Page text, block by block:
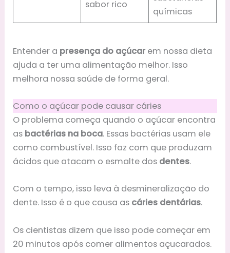
sabor rico
químicas
Entender a presença do açúcar em nossa dieta
ajuda a ter uma alimentação melhor. Isso
melhora nossa saúde de forma geral.
Como o açúcar pode causar cáries
O problema começa quando o açúcar encontra
as bactérias na boca. Essas bactérias usam ele
como combustível. Isso faz com que produzam
ácidos que atacam o esmalte dos dentes.
Com o tempo, isso leva à desmineralização do
dente. Isso é o que causa as cáries dentárias.
Os cientistas dizem que isso pode começar em
20 minutos após comer alimentos açucarados.